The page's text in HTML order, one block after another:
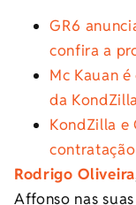
GR6
confira a
Mc Kauan
da
KondZilla e
Rodrigo Oliveira
Affonso nas